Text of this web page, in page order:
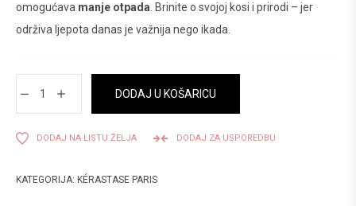
omogućava manje otpada . Brinite o svojoj kosi i prirodi – jer
održiva ljepota danas je važnija nego ikada.
DODAJ U KOŠARICU
DODAJ NA LISTU ŽELJA DODAJ ZA USPOREDBU
KATEGORIJA: KÉRASTASE PARIS